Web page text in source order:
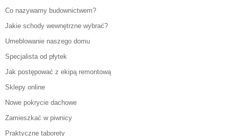
Co nazywamy budownictwem?
Jakie schody wewnętrzne wybrać?
Umeblowanie naszego domu
Specjalista od płytek
Jak postępować z ekipą remontową
Sklepy online
Nowe pokrycie dachowe
Zamieszkać w piwnicy
Praktyczne taborety